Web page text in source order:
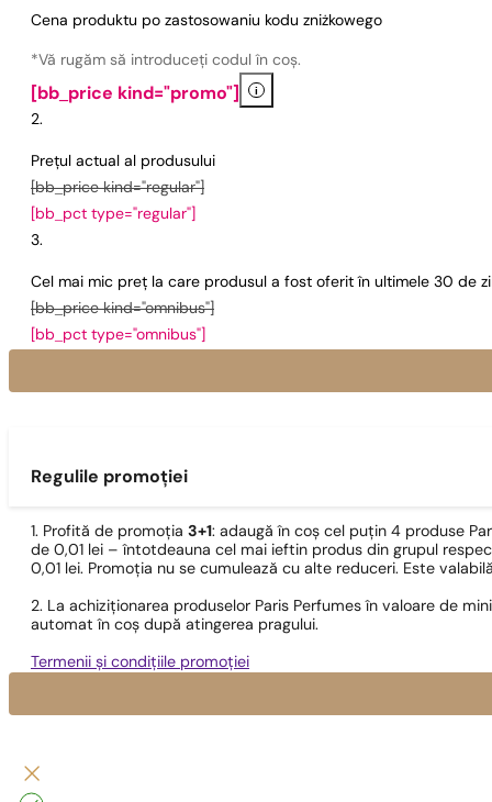
Cena produktu po zastosowaniu kodu zniżkowego
*Vă rugăm să introduceți codul în coș.
[bb_price kind="promo"] i
Prețul actual al produsului
[bb_price kind="regular"]
[bb_pct type="regular"]
Cel mai mic preț la care produsul a fost oferit în ultimele 30 de
[bb_price kind="omnibus"]
[bb_pct type="omnibus"]
Regulile promoției
1. Profită de promoția 3+1: adaugă în coș cel puțin 4 produse
de 0,01 lei – întotdeauna cel mai ieftin produs din grupul
0,01 lei. Promoția nu se cumulează cu alte reduceri. Este
2. La achiziționarea produselor Paris Perfumes în valoare de
automat în coș după atingerea pragului.
Termenii și condițiile promoției